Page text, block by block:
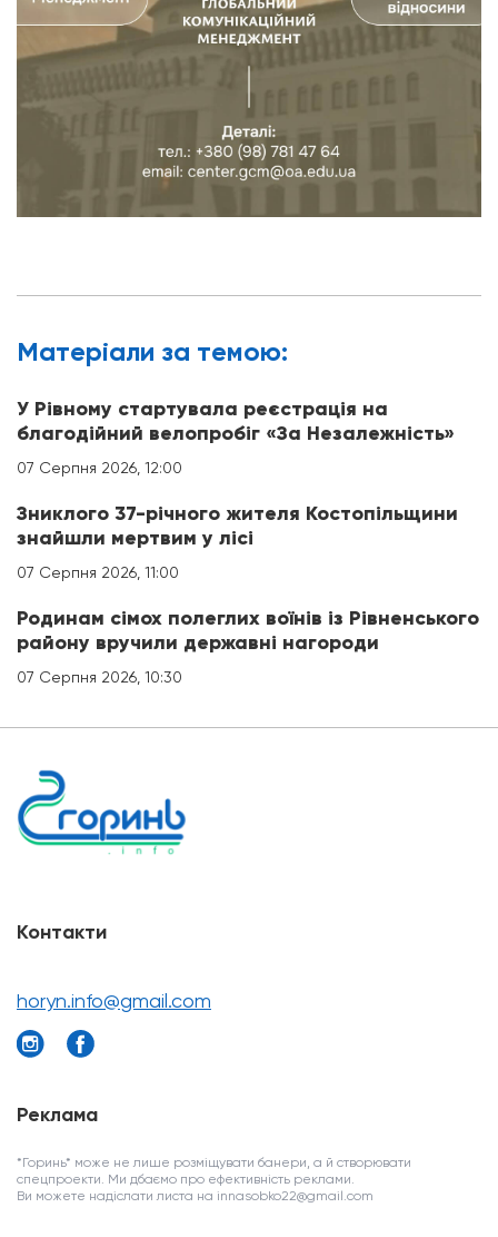
Матерiали за темою:
У Рівному стартувала реєстрація на
благодійний велопробіг «За Незалежність»
07 Серпня 2026, 12:00
Зниклого 37-річного жителя Костопільщини
знайшли мертвим у лісі
07 Серпня 2026, 11:00
Родинам сімох полеглих воїнів із Рівненського
району вручили державні нагороди
07 Серпня 2026, 10:30
Контакти
horyn.info@gmail.com
Реклама
*Горинь* може не лише розміщувати банери, а й створювати
спецпроекти. Ми дбаємо про ефективність реклами.
Ви можете надіслати листа на innasobko22@gmail.com